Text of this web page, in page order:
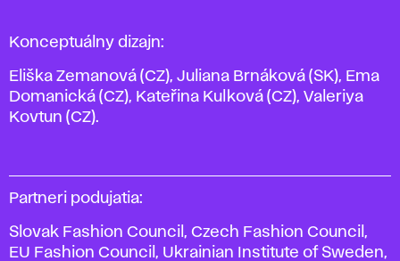
Konceptuálny dizajn:
Eliška Zemanová (CZ), Juliana Brnáková (SK), Ema
Domanická (CZ), Kateřina Kulková (CZ), Valeriya
Kovtun (CZ).
Partneri podujatia:
Slovak Fashion Council, Czech Fashion Council,
EU Fashion Council, Ukrainian Institute of Sweden,